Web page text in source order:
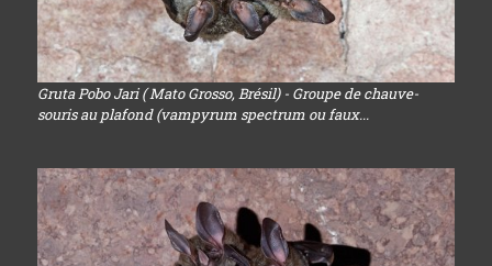
Gruta Pobo Jari ( Mato Grosso, Brésil) - Groupe de chauve-
souris au plafond (vampyrum spectrum ou faux...